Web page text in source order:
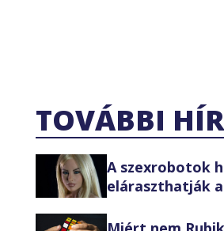
TOVÁBBI
A szexrobotok
eláraszthatják